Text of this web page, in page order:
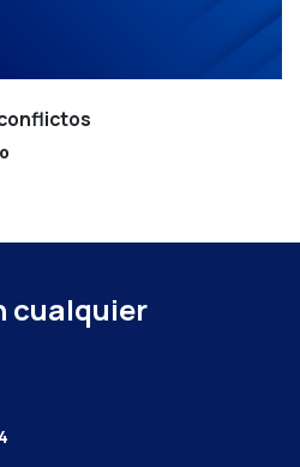
cualquier